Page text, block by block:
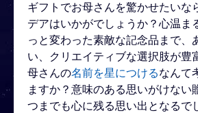
ギフトでお母さんを驚かせたいな
デアはいかがでしょうか？心温ま
っと変わった素敵な記念品まで、
い、クリエイティブな選択肢が豊
母さんの名前を星につけるなんて
ますか？意味のある思いがけない
つまでも心に残る思い出となるで